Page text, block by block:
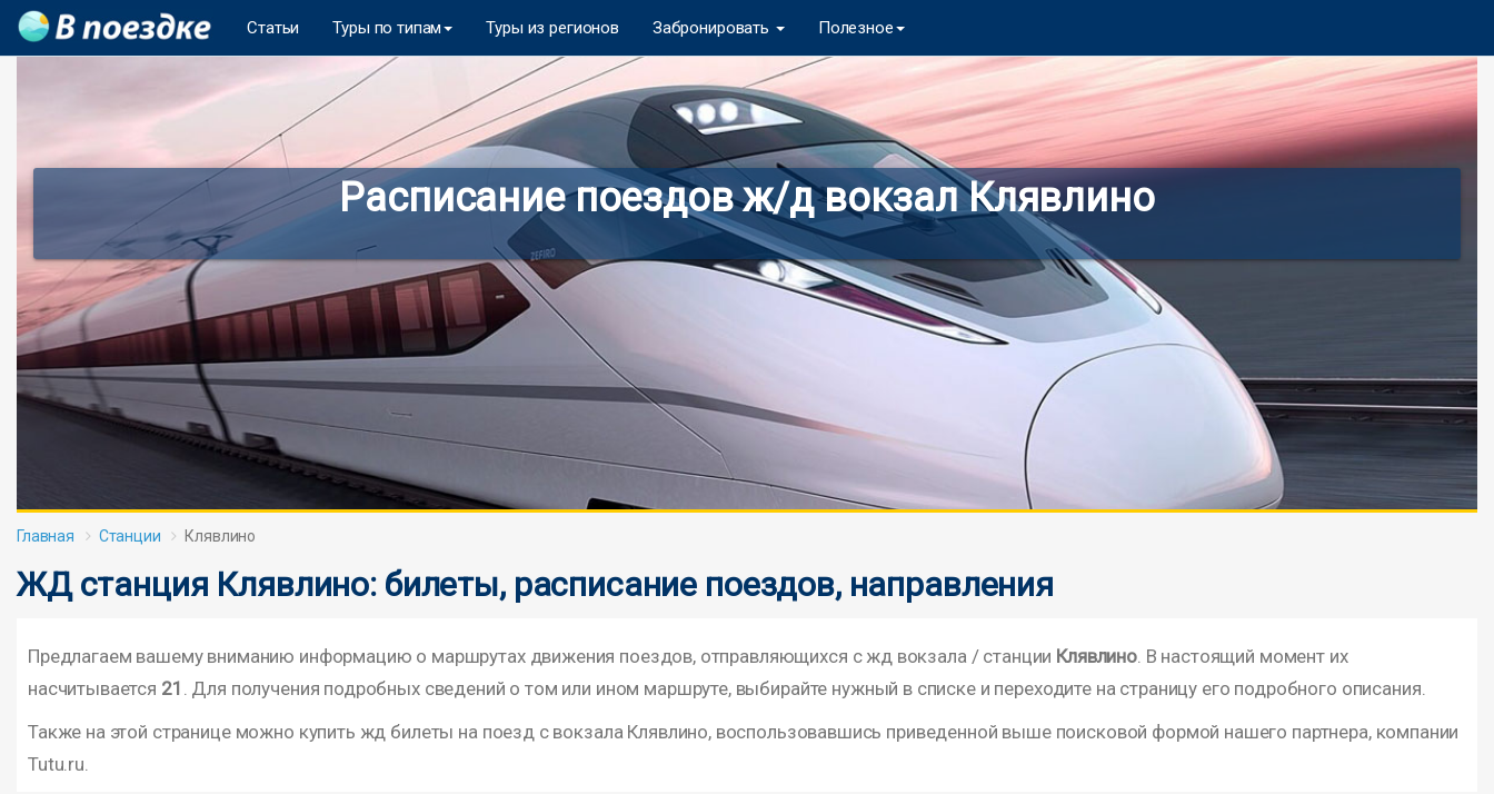
Статьи Туры по типам Туры из регионов Забронировать Полезное
Расписание поездов ж/д вокзал Клявлино
Главная Станции Клявлино
ЖД станция Клявлино: билеты, расписание поездов, направления
Предлагаем вашему вниманию информацию о маршрутах движения поездов, отправляющихся с жд вокзала / станции Клявлино. В настоящий момент их
насчитывается 21 . Для получения подробных сведений о том или ином маршруте, выбирайте нужный в списке и переходите на страницу его подробного описания.
Также на этой странице можно купить жд билеты на поезд с вокзала Клявлино, воспользовавшись приведенной выше поисковой формой нашего партнера, компании
Tutu.ru.